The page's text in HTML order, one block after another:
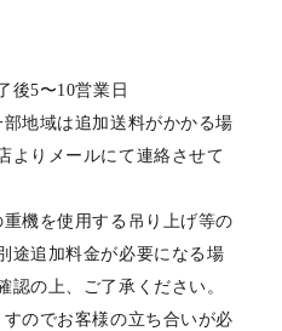
後5〜10営業日
地域は追加送料がかかる場
よりメールにて連絡させて
機を使用する吊り上げ等の
途追加料金が必要になる場
認の上、ご了承ください。
のでお客様の立ち合いが必